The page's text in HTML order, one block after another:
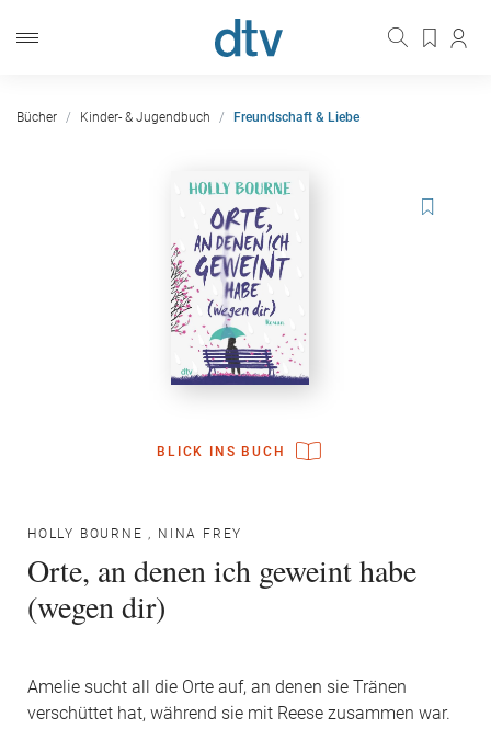
Bücher Kinder- & Jugendbuch Freundschaft & Liebe
BLICK INS BUCH
HOLLY BOURNE , NINA FREY
Orte, an denen ich geweint habe
(wegen dir)
Amelie sucht all die Orte auf, an denen sie Tränen
verschüttet hat, während sie mit Reese zusammen war.